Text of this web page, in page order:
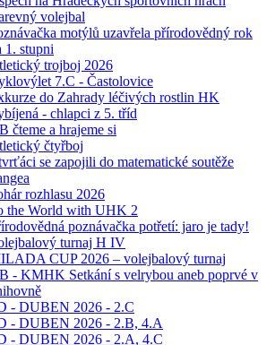
volejbal
motýlů uzavřela přírodovědný rok
1. stupni
trojboj 2026
7.C - Častolovice
do Zahrady léčivých rostlin HK
- chlapci z 5. tříd
čteme a hrajeme si
čtyřboj
se zapojili do matematické soutěže
rozhlasu 2026
the World with UHK 2
poznávačka potřetí: jaro je tady!
turnaj H IV
CUP 2026 – volejbalový turnaj
- KMHK Setkání s velrybou aneb poprvé v
- DUBEN 2026 - 2.C
- DUBEN 2026 - 2.B, 4.A
- DUBEN 2026 - 2.A, 4.C